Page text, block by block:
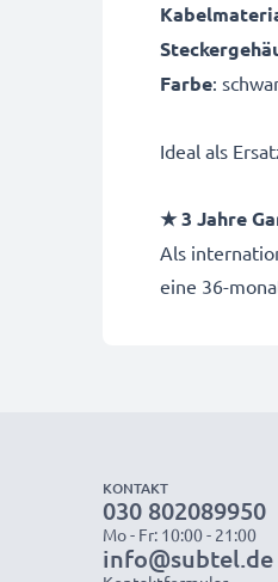
Farbe:
Ideal als
★ 3 Jahre
Als
eine 36-
KONTAKT
030 802089950
Mo - Fr: 10:00 - 21:00
info@subtel.de